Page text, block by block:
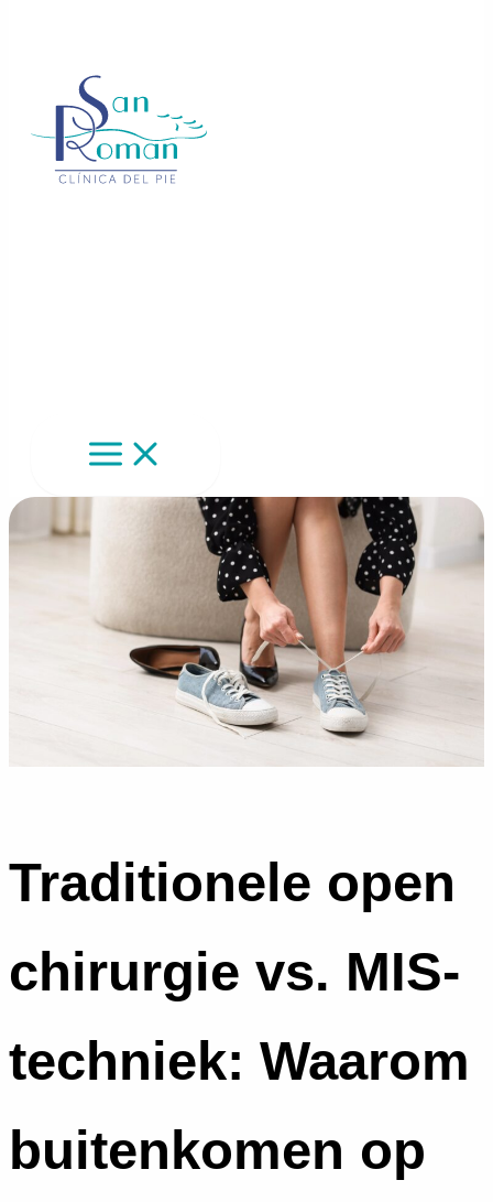
Traditionele open
chirurgie vs. MIS-
techniek: Waarom
buitenkomen op